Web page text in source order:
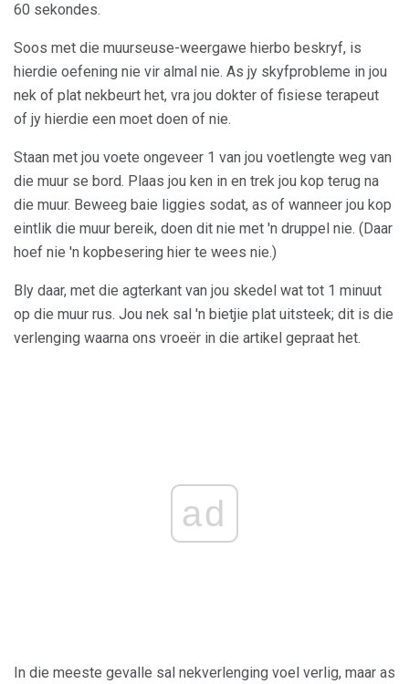
60 sekondes.
Soos met die muurseuse-weergawe hierbo beskryf, is
hierdie oefening nie vir almal nie. As jy skyfprobleme in jou
nek of plat nekbeurt het, vra jou dokter of fisiese terapeut
of jy hierdie een moet doen of nie.
Staan met jou voete ongeveer 1 van jou voetlengte weg van
die muur se bord. Plaas jou ken in en trek jou kop terug na
die muur. Beweeg baie liggies sodat, as of wanneer jou kop
eintlik die muur bereik, doen dit nie met 'n druppel nie. (Daar
hoef nie 'n kopbesering hier te wees nie.)
Bly daar, met die agterkant van jou skedel wat tot 1 minuut
op die muur rus. Jou nek sal 'n bietjie plat uitsteek; dit is die
verlenging waarna ons vroeër in die artikel gepraat het.
ad
In die meeste gevalle sal nekverlenging voel verlig, maar as